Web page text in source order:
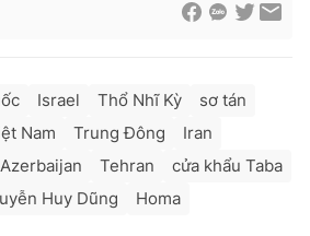
Israel Thổ Nhĩ Kỳ
sơ tán
Nam Trung Đông
Iran
Azerbaijan Tehran
cửa khẩu Taba
Huy Dũng Homa